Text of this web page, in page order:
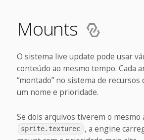
Mounts
O sistema live update pode usar
conteúdo ao mesmo tempo. Cada
“montado” no sistema de recursos
um nome e prioridade.
Se dois arquivos tiverem o mesmo
sprite.texturec
, a engine